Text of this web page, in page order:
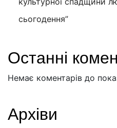
сьогодення”
Останні
Немає коментарів до
Архіви